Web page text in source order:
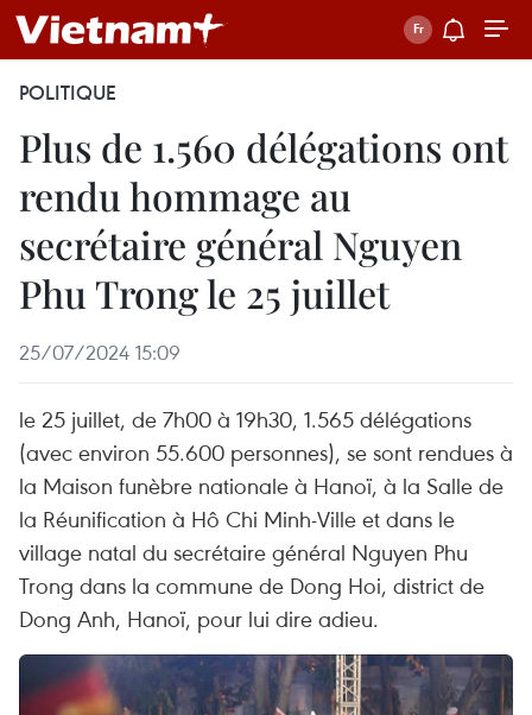
POLITIQUE
Plus de 1.560 délégations ont
rendu hommage au
secrétaire général Nguyen
Phu Trong le 25 juillet
25/07/2024 15:09
le 25 juillet, de 7h00 à 19h30, 1.565 délégations
(avec environ 55.600 personnes), se sont rendues à
la Maison funèbre nationale à Hanoï, à la Salle de
la Réunification à Hô Chi Minh-Ville et dans le
village natal du secrétaire général Nguyen Phu
Trong dans la commune de Dong Hoi, district de
Dong Anh, Hanoï, pour lui dire adieu.